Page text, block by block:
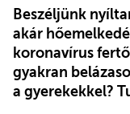
Beszéljünk
akár
koronavírus
gyakran
a gyerekekkel?